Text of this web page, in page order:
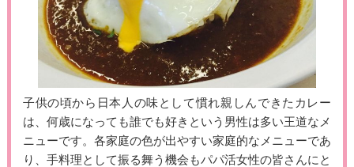
子供の頃から日本人の味として慣れ親しんできたカレー
は、何歳になっても誰でも好きという男性は多い王道なメ
ニューです。各家庭の色が出やすい家庭的なメニューであ
り、手料理として振る舞う機会もパパ活女性の皆さんにと